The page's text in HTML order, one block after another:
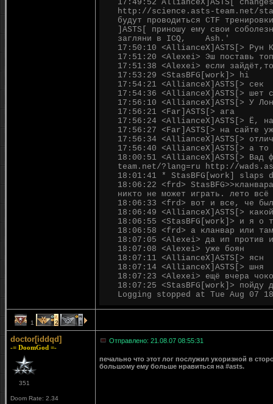
17:49:52 AllianceX]ASTS[
http://science.asts-team.net/
будут проводиться CTF
]ASTS[ приношу ему свои
загляни в ICQ, Ash.'
17:50:10 <AllianceX]ASTS[> Рун
17:51:20 <Alexei> Эш поставь
17:51:38 <Alexei> если
17:53:29 <StasBFG[work]> hi
17:54:21 <AllianceX]ASTS[> сек
17:54:36 <AllianceX]ASTS[> шет
17:56:10 <AllianceX]ASTS[> У
17:56:21 <Far]ASTS[> ага
17:56:24 <AllianceX]ASTS[> Ё,
17:56:27 <Far]ASTS[> на сайте
17:56:34 <AllianceX]ASTS[>
17:56:40 <AllianceX]ASTS[> а то
18:00:51 <AllianceX]ASTS[> Вад
team.net/?lang=ru http://
18:01:41 * StasBFG[work]
18:06:22 <frd>
никто не может играть. лето всё
18:06:33 <frd> вот и все, че
18:06:49 <AllianceX]ASTS[>
18:06:55 <StasBFG[work]> и я о
18:06:58 <frd> а кланвар или
18:07:05 <Alexei> да ип против
18:07:08 <Alexei> уже боян
18:07:11 <AllianceX]ASTS[> ясн
18:07:14 <AllianceX]ASTS[> шня
18:07:23 <Alexei> ещё вчера
18:07:25 <StasBFG[work]> пойду
Logging stopped at Tue Aug 07
1 2 1
doctor[iddqd]
-= DoomGod =-
351
Doom Rate: 2.34
Отправлено: 21.08.07 08:55:31
печально что этот лог послужил укоризной в
большому ему больше нравиться на #asts.